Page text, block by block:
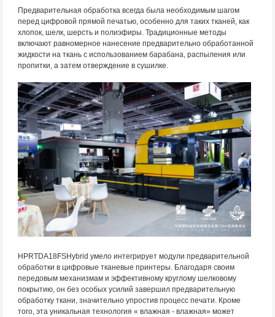
Предварительная обработка всегда была необходимым шагом
перед цифровой прямой печатью, особенно для таких тканей, как
хлопок, шелк, шерсть и полиэфиры. Традиционные методы
включают равномерное нанесение предварительно обработанной
жидкости на ткань с использованием барабана, распыления или
пропитки, а затем отверждение в сушилке.
HPRTDA18FSHybrid умело интегрирует модули предварительной
обработки в цифровые тканевые принтеры. Благодаря своим
передовым механизмам и эффективному круглому шелковому
покрытию, он без особых усилий завершил предварительную
обработку ткани, значительно упростив процесс печати. Кроме
того, эта уникальная технология « влажная - влажная» может